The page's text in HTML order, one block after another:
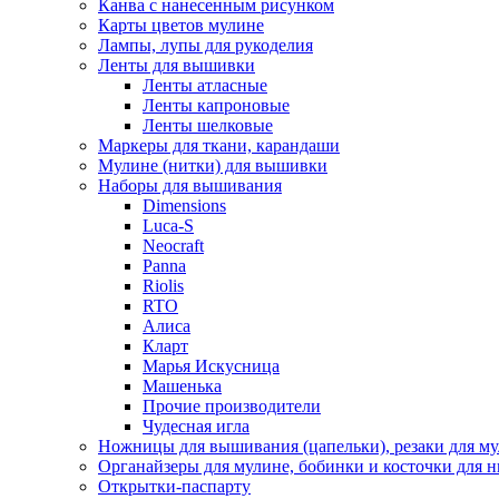
Канва с нанесенным рисунком
Карты цветов мулине
Лампы, лупы для рукоделия
Ленты для вышивки
Ленты атласные
Ленты капроновые
Ленты шелковые
Маркеры для ткани, карандаши
Мулине (нитки) для вышивки
Наборы для вышивания
Dimensions
Luca-S
Neocraft
Panna
Riolis
RTO
Алиса
Кларт
Марья Искусница
Машенька
Прочие производители
Чудесная игла
Ножницы для вышивания (цапельки), резаки для
Органайзеры для мулине, бобинки и косточки для
Открытки-паспарту